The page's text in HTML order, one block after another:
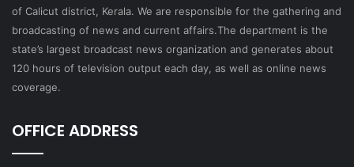
of Calicut district, Kerala. We are responsible for the gathering and
broadcasting of news and current affairs.The department is the
state’s largest broadcast news organization and generates about
120 hours of television output each day, as well as online news
coverage.
OFFICE ADDRESS